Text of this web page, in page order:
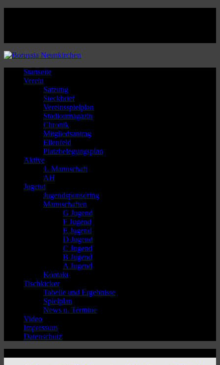
Startseite
Verein
Satzung
Steckbrief
Vereinsspielplan
Stadionmagazin
Chronik
Mitgliedsantrag
Ellenfeld
Platzbelegungsplan
Aktive
1. Mannschaft
AH
Jugend
Jugendsponsoring
Mannschaften
G Jugend
F Jugend
E Jugend
D Jugend
C Jugend
B Jugend
A Jugend
Kontakt
Tischkicker
Tabelle und Ergebnisse
Spielplan
News u. Termine
Video
Impressum
Datenschutz